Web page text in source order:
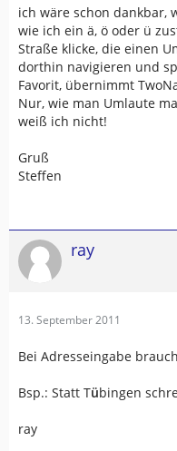
ich wäre schon dankbar,
wie ich ein ä, ö oder ü
Straße klicke, die einen
dorthin navigieren und
Favorit, übernimmt
Nur, wie man Umlaute
weiß ich nicht!
Gruß
Steffen
ray
13. September 2011
Bei Adresseingabe
Bsp.: Statt Tübingen
ray